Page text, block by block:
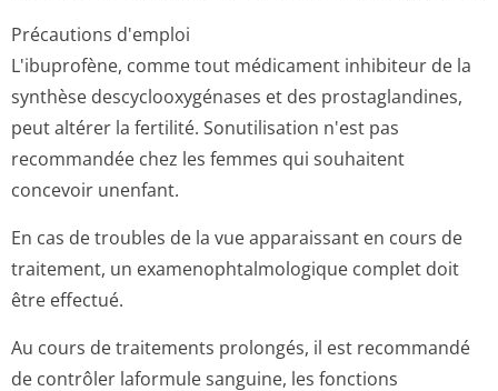
Précautions d'emploi
L'ibuprofène, comme tout médicament inhibiteur de la
synthèse descyclooxygénases et des prostaglandines,
peut altérer la fertilité. Sonutilisation n'est pas
recommandée chez les femmes qui souhaitent
concevoir unenfant.
En cas de troubles de la vue apparaissant en cours de
traitement, un examenophtalmo­logique complet doit
être effectué.
Au cours de traitements prolongés, il est recommandé
de contrôler laformule sanguine, les fonctions